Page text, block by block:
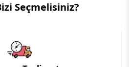
Seçmelisiniz?